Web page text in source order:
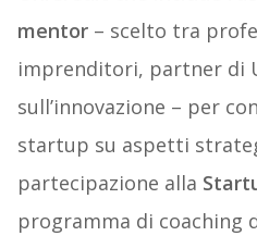
mentor – scelto tra
imprenditori, partner di
sull’innovazione – per
startup su aspetti
partecipazione alla
programma di coaching